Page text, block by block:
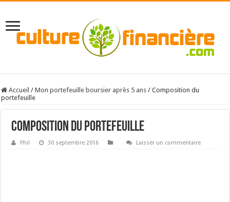
Accueil / Mon portefeuille boursier après 5 ans / Composition du
portefeuille
Composition du portefeuille
Phil 30 septembre 2016 Laisser un commentaire